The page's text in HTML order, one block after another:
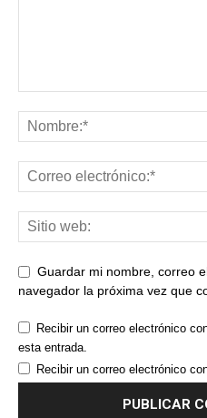
Guardar mi nombre, correo
navegador la próxima vez que
Recibir un correo electrónico
esta entrada.
Recibir un correo electrónico